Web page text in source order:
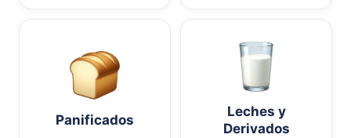
Panificados
Leches y
Derivados